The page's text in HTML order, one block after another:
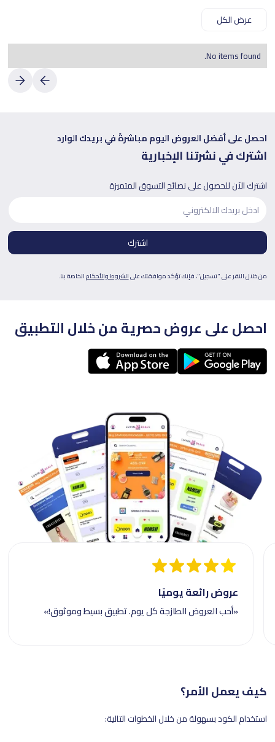
عرض الكل
No items found.
احصل على أفضل العروض اليوم مباشرةً في بريدك الوارد
اشترك في نشرتنا الإخبارية
اشترك الآن للحصول على نصائح التسوق المتميزة
من خلال النقر على "تسجيل"، فإنك تؤكد موافقتك علىالشروط والأحكامالخاصة بنا.
احصل على عروض حصرية من خلال التطبيق
عروض رائعة يوميًا
«أحب العروض الطازجة كل يوم. تطبيق بسيط وموثوق!»
كيف يعمل الأمر؟
استخدام الكود بسهولة من خلال الخطوات التالية: